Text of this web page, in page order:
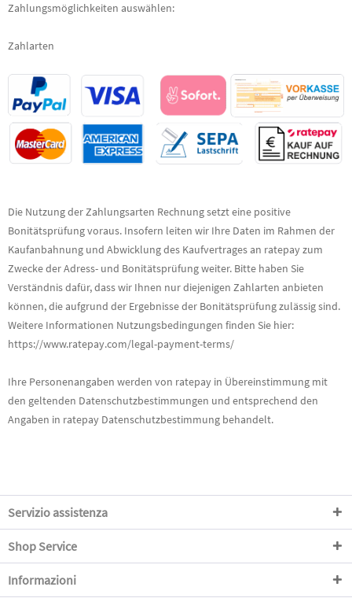
Zahlungsmöglichkeiten auswählen:
Zahlarten
Die Nutzung der Zahlungsarten Rechnung setzt eine positive
Bonitätsprüfung voraus. Insofern leiten wir Ihre Daten im Rahmen der
Kaufanbahnung und Abwicklung des Kaufvertrages an ratepay zum
Zwecke der Adress- und Bonitätsprüfung weiter. Bitte haben Sie
Verständnis dafür, dass wir Ihnen nur diejenigen Zahlarten anbieten
können, die aufgrund der Ergebnisse der Bonitätsprüfung zulässig sind.
Weitere Informationen Nutzungsbedingungen finden Sie hier:
https://www.ratepay.com/legal-payment-terms/
Ihre Personenangaben werden von ratepay in Übereinstimmung mit
den geltenden Datenschutzbestimmungen und entsprechend den
Angaben in ratepay Datenschutzbestimmung behandelt.
Servizio assistenza
Shop Service
Informazioni